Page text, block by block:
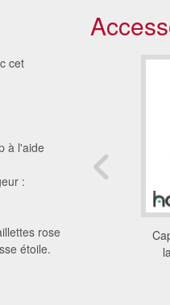
cet
à l'aide
:
rose
étoile.
années 20
fourrure